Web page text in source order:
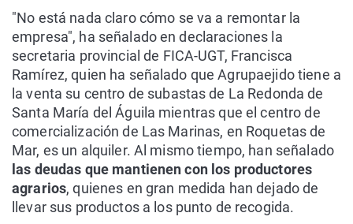
"No está nada claro cómo se va a remontar la
empresa", ha señalado en declaraciones la
secretaria provincial de FICA-UGT, Francisca
Ramírez, quien ha señalado que Agrupaejido tiene a
la venta su centro de subastas de La Redonda de
Santa María del Águila mientras que el centro de
comercialización de Las Marinas, en Roquetas de
Mar, es un alquiler. Al mismo tiempo, han señalado
las deudas que mantienen con los productores
agrarios, quienes en gran medida han dejado de
llevar sus productos a los punto de recogida.